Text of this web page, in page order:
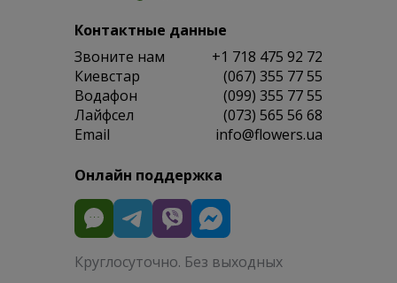
Контактные данные
Звоните нам
+1 718 475 92 72
Киевстар
(067) 355 77 55
Водафон
(099) 355 77 55
Лайфсел
(073) 565 56 68
Email
info@flowers.ua
Онлайн поддержка
Круглосуточно. Без выходных